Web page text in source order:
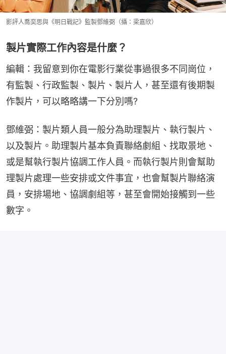
影評人喬奕思與《明日戰記》監製鄧維弼（攝：梁嘉欣）
製片實際工作內容是什麼？
編輯：我留意到你在電影行業從事過很多不同崗位，
有監製、行政監製、製片、製片人，甚至還有後期製
作製片，可以略略講一下分別嗎?
鄧維弼：製片類人員一般分為助理製片、執行製片、
以及製片。助理製片基本負責聯絡劇組、找取景地、
或是幫執行製片協調工作人員。而執行製片則會幫助
理製片處理一些安排或文件事宜，也會幫製片聯絡演
員，安排場地、協調劇組等，甚至會開始接觸到一些
數字。